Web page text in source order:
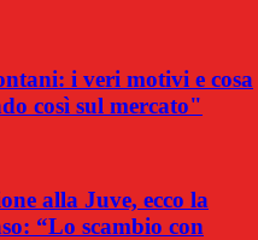
i veri motivi e cosa
così sul mercato"
alla Juve, ecco la
“Lo scambio con